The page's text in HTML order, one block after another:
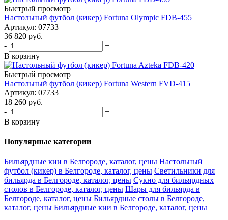
Быстрый просмотр
Настольный футбол (кикер) Fortuna Olympic FDB-455
Артикул: 07733
36 820 руб.
-
+
В корзину
Быстрый просмотр
Настольный футбол (кикер) Fortuna Western FVD-415
Артикул: 07733
18 260 руб.
-
+
В корзину
Популярные категории
Бильярдные кии в Белгороде, каталог, цены Настольный
футбол (кикер) в Белгороде, каталог, цены Светильники для
бильярда в Белгороде, каталог, цены Сукно для бильярдных
столов в Белгороде, каталог, цены Шары для бильярда в
Белгороде, каталог, цены Бильярдные столы в Белгороде,
каталог, цены Бильярдные кии в Белгороде, каталог, цены